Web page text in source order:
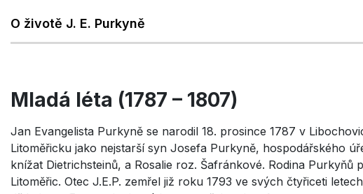
O životě J. E. Purkyně
Mladá léta (1787 – 1807)
Jan Evangelista Purkyně se narodil 18. prosince 1787 v
Litoměřicku jako nejstarší syn Josefa Purkyně, hospodářského
knížat Dietrichsteinů, a Rosalie roz. Šafránkové. Rodina Purkyňů
Litoměřic. Otec J.E.P. zemřel již roku 1793 ve svých čtyřiceti